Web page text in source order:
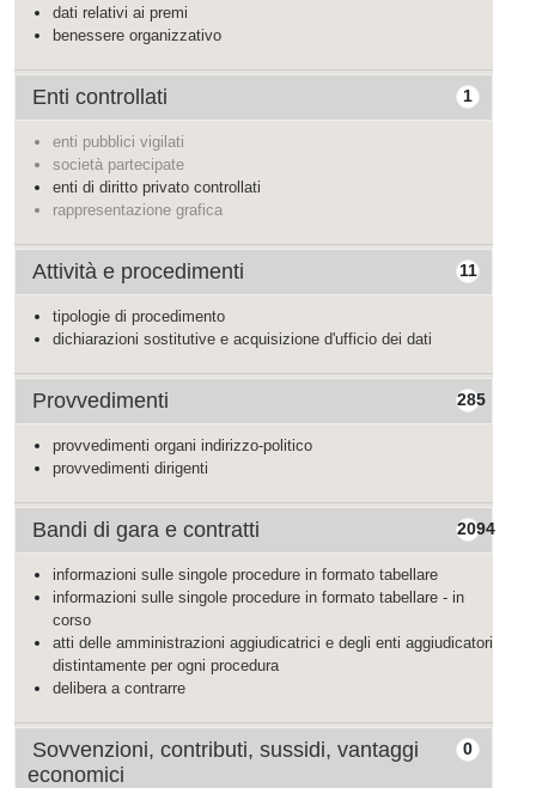
dati relativi ai premi
benessere organizzativo
1
Enti controllati
enti pubblici vigilati
società partecipate
enti di diritto privato controllati
rappresentazione grafica
11
Attività e procedimenti
tipologie di procedimento
dichiarazioni sostitutive e acquisizione d'ufficio dei dati
285
Provvedimenti
provvedimenti organi indirizzo-politico
provvedimenti dirigenti
2094
Bandi di gara e contratti
informazioni sulle singole procedure in formato tabellare
informazioni sulle singole procedure in formato tabellare - in
corso
atti delle amministrazioni aggiudicatrici e degli enti aggiudicatori
distintamente per ogni procedura
delibera a contrarre
0
Sovvenzioni, contributi, sussidi, vantaggi
economici